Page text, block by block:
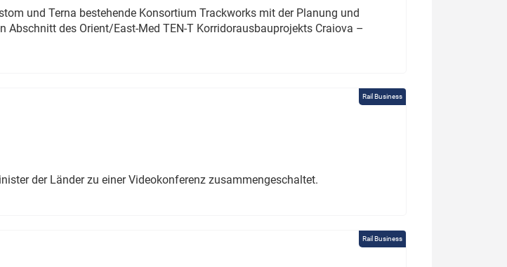
und Terna bestehende Konsortium Trackworks mit der Planung und
des Orient/East-Med TEN-T Korridorausbauprojekts Craiova –
Rail Business
der Länder zu einer Videokonferenz zusammengeschaltet.
Rail Business